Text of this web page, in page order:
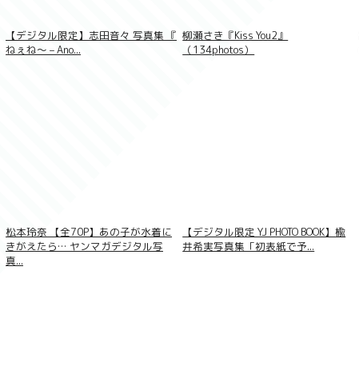
【デジタル限定】志田音々 写真集 『
ねぇね〜 – Ano...
柳瀬さき『Kiss You2』
（134photos）
松本玲奈 【全70P】あの子が水着に
きがえたら… ヤンマガデジタル写
真...
【デジタル限定 YJ PHOTO BOOK】楡
井希実写真集「初表紙で予...